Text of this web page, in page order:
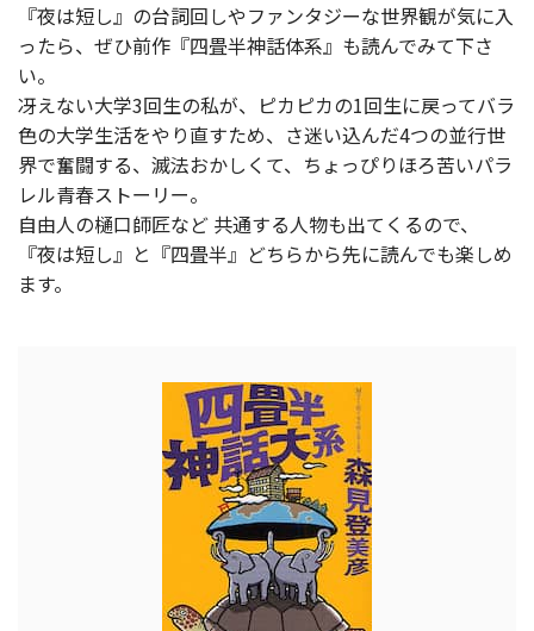
『夜は短し』の台詞回しやファンタジーな世界観が気に入
ったら、ぜひ前作『四畳半神話体系』も読んでみて下さ
い。
冴えない大学3回生の私が、ピカピカの1回生に戻ってバラ
色の大学生活をやり直すため、さ迷い込んだ4つの並行世
界で奮闘する、滅法おかしくて、ちょっぴりほろ苦いパラ
レル青春ストーリー。
自由人の樋口師匠など 共通する人物も出てくるので、
『夜は短し』と『四畳半』どちらから先に読んでも楽しめ
ます。